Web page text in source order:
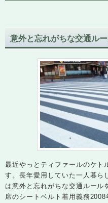
意外と忘れがちな交通ル
最近やっとティファールのケト
す。長年愛用していた一人暮ら
は意外と忘れがちな交通ルー
席のシートベルト着用義務